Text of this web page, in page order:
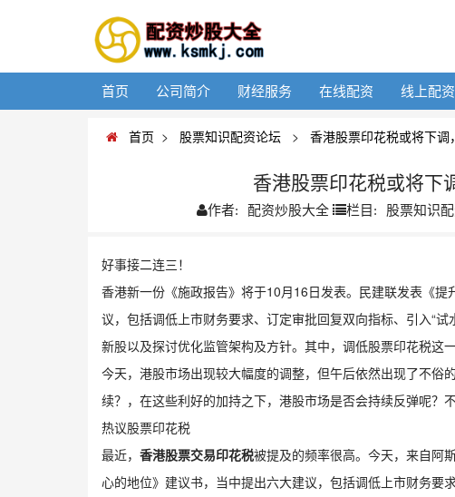
首页 公司简介 财经服务 在线配资 线上配资
首页 > 股票知识配资论坛 > 香港股票印花税或将下调
香港股票印花税或将下
作者: 配资炒股大全 栏目: 股票知识
好事接二连三！
香港新一份《施政报告》将于10月16日发表。民建联发表《
议，包括调低上市财务要求、订定审批回复双向指标、引入“
新股以及探讨优化监管架构及方针。其中，调低股票印花税这
今天，港股市场出现较大幅度的调整，但午后依然出现了不
续？，在这些利好的加持之下，港股市场是否会持续反弹呢？
热议股票印花税
最近， 香港股票交易印花税被提及的频率很高。今天，来自阿
心的地位》建议书，当中提出六大建议，包括调低上市财务要